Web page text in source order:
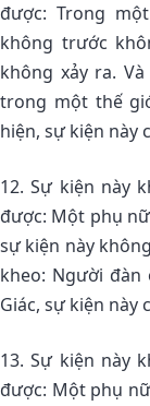
được: Trong
không trước
không xảy ra.
trong một thế
hiện, sự kiện này
12. Sự kiện này
được: Một phụ
sự kiện này
kheo: Người đàn
Giác, sự kiện này
13. Sự kiện này
được: Một phụ